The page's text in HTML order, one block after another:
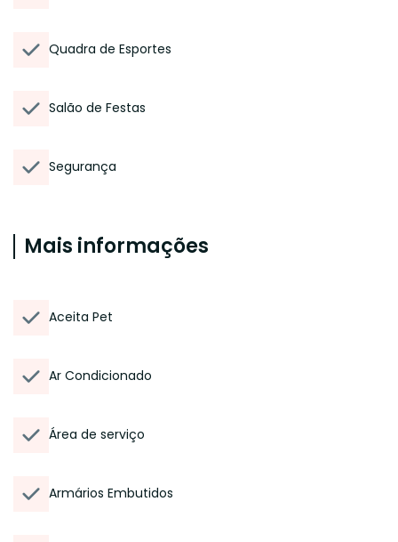
Quadra de Esportes
Salão de Festas
Segurança
Mais informações
Aceita Pet
Ar Condicionado
Área de serviço
Armários Embutidos